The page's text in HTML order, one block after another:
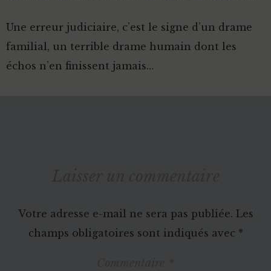
Une erreur judiciaire, c’est le signe d’un drame
familial, un terrible drame humain dont les
échos n’en finissent jamais…
Votre adresse e-mail ne sera pas publiée. Les
champs obligatoires sont indiqués avec *